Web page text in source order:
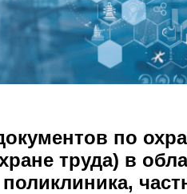
по
труда) в
поликлиника,